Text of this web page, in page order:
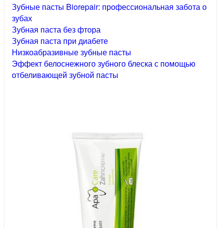
Зубные пасты Biorepair: профессиональная забота о
зубах
Зубная паста без фтора
Зубная паста при диабете
Низкоабразивные зубные пасты
Эффект белоснежного зубного блеска с помощью
отбеливающей зубной пасты